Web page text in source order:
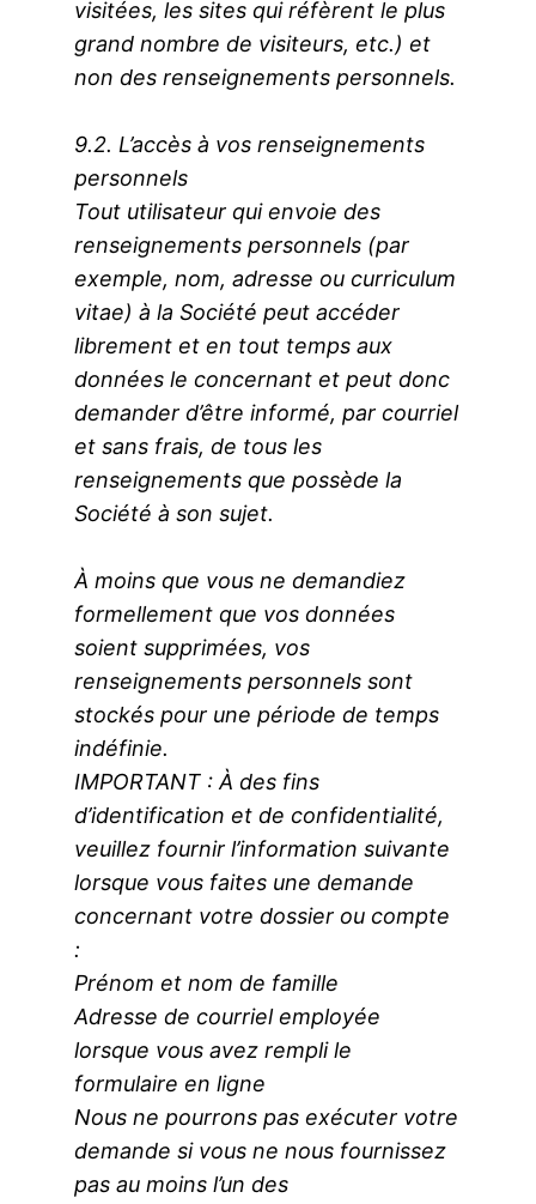
visitées, les sites qui réfèrent le plus
grand nombre de visiteurs, etc.) et
non des renseignements personnels.
9.2. L’accès à vos renseignements
personnels
Tout utilisateur qui envoie des
renseignements personnels (par
exemple, nom, adresse ou curriculum
vitae) à la Société peut accéder
librement et en tout temps aux
données le concernant et peut donc
demander d’être informé, par courriel
et sans frais, de tous les
renseignements que possède la
Société à son sujet.
À moins que vous ne demandiez
formellement que vos données
soient supprimées, vos
renseignements personnels sont
stockés pour une période de temps
indéfinie.
IMPORTANT : À des fins
d’identification et de confidentialité,
veuillez fournir l’information suivante
lorsque vous faites une demande
concernant votre dossier ou compte
:
Prénom et nom de famille
Adresse de courriel employée
lorsque vous avez rempli le
formulaire en ligne
Nous ne pourrons pas exécuter votre
demande si vous ne nous fournissez
pas au moins l’un des